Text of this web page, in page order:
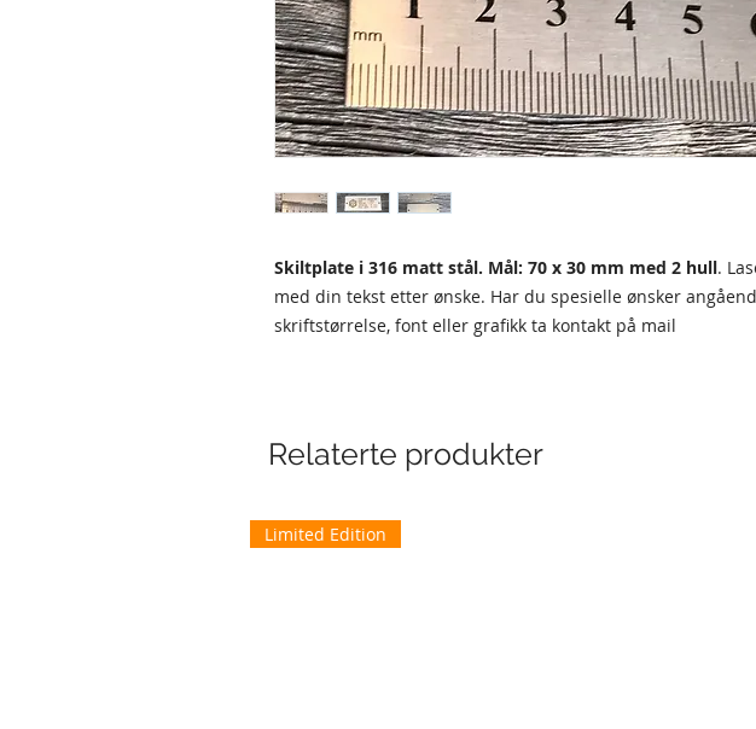
Skiltplate i 316 matt stål. Mål: 70 x 30 mm med 2 hull.
med din tekst etter ønske. Har du spesielle ønsker
skriftstørrelse, font eller grafikk ta kontakt på mail
Relaterte produkter
Limited Edition